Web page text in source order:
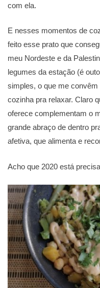
com ela.
E nesses momentos de
feito esse prato que
meu Nordeste e da
legumes da estação (é
simples, o que me
cozinha pra relaxar. Claro
oferece complementam o
grande abraço de dentro
afetiva, que alimenta e
Acho que 2020 está